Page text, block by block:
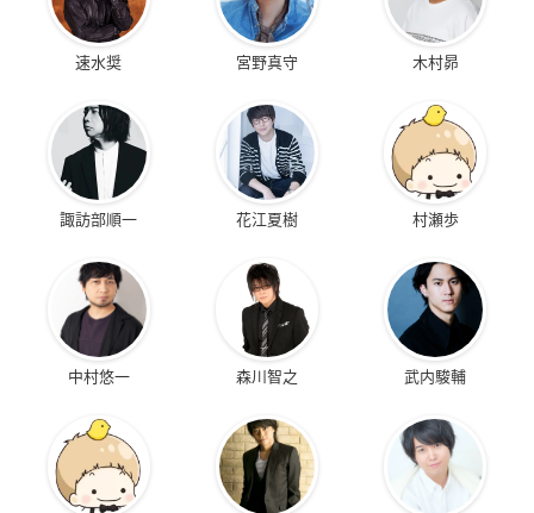
速水奨 宮野真守 木村昴
諏訪部順一 花江夏樹 村瀬歩
中村悠一 森川智之 武内駿輔